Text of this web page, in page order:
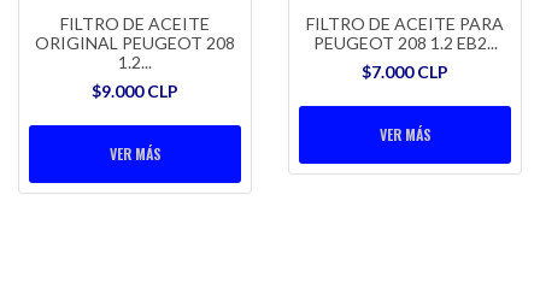
FILTRO DE ACEITE
ORIGINAL PEUGEOT 208
1.2...
$9.000 CLP
VER MÁS
FILTRO DE ACEITE PARA
PEUGEOT 208 1.2 EB2...
$7.000 CLP
VER MÁS